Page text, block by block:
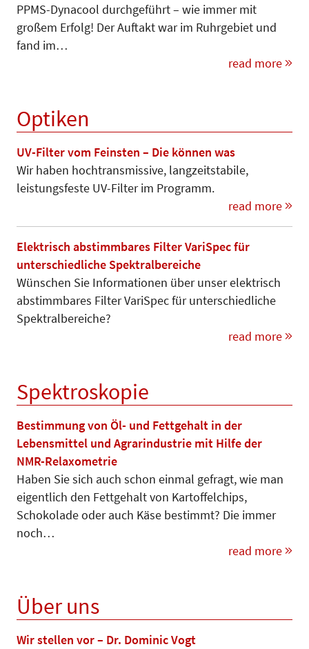
PPMS-Dynacool durch­­geführt – wie immer mit
großem Erfolg! Der Auftakt war im Ruhrgebiet und
fand im…
read more
Optiken
UV-Filter vom Feinsten – Die können was
Wir haben hochtransmissive, langzeit­stabile,
leistungsfeste UV-Filter im Programm.
read more
Elektrisch abstimmbares Filter VariSpec für
unterschiedliche Spektralbereiche
Wünschen Sie Informationen über unser elektrisch
abstimmbares Filter VariSpec für unterschiedliche
Spek­tral­bereiche?
read more
Spektroskopie
Bestimmung von Öl- und Fettgehalt in der
Lebensmittel und Agrarindustrie mit Hilfe der
NMR-Relaxometrie
Haben Sie sich auch schon einmal gefragt, wie man
eigentlich den Fettgehalt von Kartoffelchips,
Schokolade oder auch Käse bestimmt? Die immer
noch…
read more
Über uns
Wir stellen vor – Dr. Dominic Vogt